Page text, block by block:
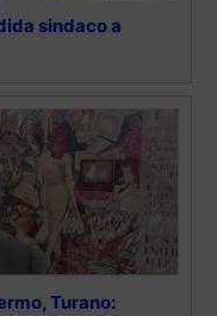
sindaco a
Turano: